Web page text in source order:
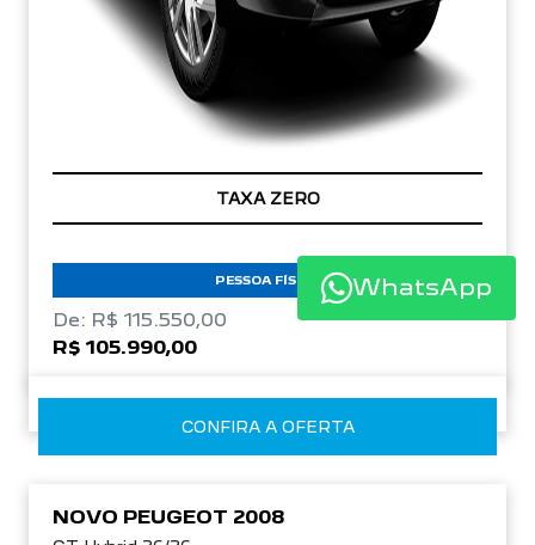
TAXA ZERO
PESSOA FÍSICA
De: R$ 115.550,00
R$ 105.990,00
CONFIRA A OFERTA
NOVO PEUGEOT 2008
WhatsApp